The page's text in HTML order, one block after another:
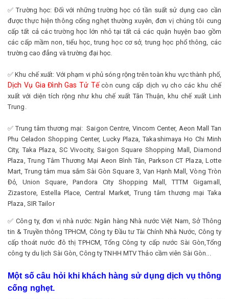
✅ Trường học: Đối với những trường học có tần suất sử dụng cao cần
được thực hiện thông cống nghẹt thường xuyên, đơn vị chúng tôi cung
cấp tất cả các trường học lớn nhỏ tại tất cả các quận huyện bao gồm
các cấp mầm non, tiểu học, trung học cơ sở, trung học phổ thông, các
trường cao đẳng và trường đại học.
✅ Khu chế xuất: Với phạm vi phủ sóng rộng trên toàn khu vực thành phố,
Dịch Vụ Gia Đình Gas Tử Tếcòn cung cấp dịch vụ cho các khu chế
xuất với diện tích rộng như khu chế xuất Tân Thuận, khu chế xuất Linh
Trung.
✅ Trung tâm thương mại: Saigon Centre, Vincom Center, Aeon Mall Tan
Phu Celadon Shopping Center, Lucky Plaza, Takashimaya Ho Chi Minh
City, Taka Plaza, SC Vivocity, Saigon Square Shopping Mall, Diamond
Plaza, Trung Tâm Thương Mại Aeon Bình Tân, Parkson CT Plaza, Lotte
Mart, Trung tâm mua sắm Sài Gòn Square 3, Vạn Hạnh Mall, Vòng Tròn
Đỏ, Union Square, Pandora City Shopping Mall, TTTM Gigamall,
Zizastore, Estella Place, Central Market, Trung tâm thương mại Taka
Plaza, SIR Tailor
✅ Công ty, đơn vị nhà nước: Ngân hàng Nhà nước Việt Nam, Sở Thông
tin & Truyền thông TPHCM, Công ty Đầu tư Tài Chính Nhà Nước, Công ty
cấp thoát nước đô thị TPHCM, Tổng Công ty cấp nước Sài Gòn,Tổng
công ty du lịch Sài Gòn, Công ty TNHH MTV Thảo cầm viên Sài Gòn...
Một số câu hỏi khi khách hàng sử dụng dịch vụ thông
cống nghẹt.